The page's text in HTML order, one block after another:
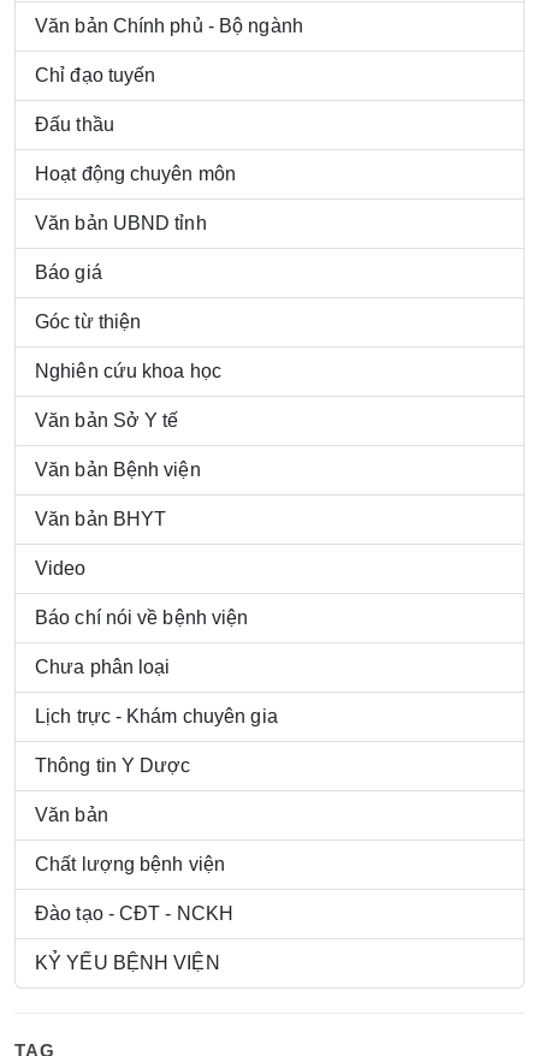
Văn bản Chính phủ - Bộ ngành
Chỉ đạo tuyến
Đấu thầu
Hoạt động chuyên môn
Văn bản UBND tỉnh
Báo giá
Góc từ thiện
Nghiên cứu khoa học
Văn bản Sở Y tế
Văn bản Bệnh viện
Văn bản BHYT
Video
Báo chí nói về bệnh viện
Chưa phân loại
Lịch trực - Khám chuyên gia
Thông tin Y Dược
Văn bản
Chất lượng bệnh viện
Đào tạo - CĐT - NCKH
KỶ YẾU BỆNH VIỆN
TAG